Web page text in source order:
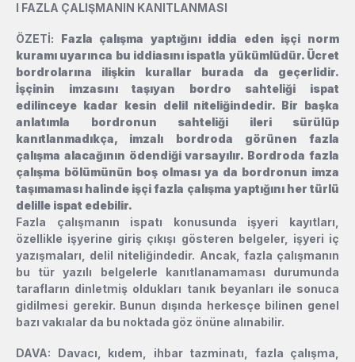
l FAZLA ÇALIŞMANIN KANITLANMASI
ÖZETİ: Fazla çalışma yaptığını iddia eden işçi norm
kuramı uyarınca bu iddiasını ispatla yükümlüdür. Ücret
bordrolarına ilişkin kurallar burada da geçerlidir.
İşçinin imzasını taşıyan bordro sahteliği ispat
edilinceye kadar kesin delil niteliğindedir. Bir başka
anlatımla bordronun sahteliği ileri sürülüp
kanıtlanmadıkça, imzalı bordroda görünen fazla
çalışma alacağının ödendiği varsayılır. Bordroda fazla
çalışma bölümünün boş olması ya da bordronun imza
taşımaması halinde işçi fazla çalışma yaptığını her türlü
delille ispat edebilir.
Fazla çalışmanın ispatı konusunda işyeri kayıtları,
özellikle işyerine giriş çıkışı gösteren belgeler, işyeri iç
yazışmaları, delil niteliğindedir. Ancak, fazla çalışmanın
bu tür yazılı belgelerle kanıtlanamaması durumunda
tarafların dinletmiş oldukları tanık beyanları ile sonuca
gidilmesi gerekir. Bunun dışında herkesçe bilinen genel
bazı vakıalar da bu noktada göz önüne alınabilir.
DAVA: Davacı, kıdem, ihbar tazminatı, fazla çalışma,